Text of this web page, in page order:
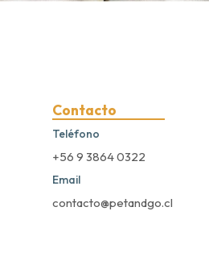
Contacto
Teléfono
+56 9 3864 0322
Email
contacto@petandgo.cl